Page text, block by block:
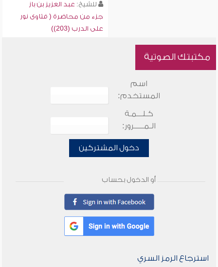
للشيخ: عبد العزيز بن باز
جزء من محاضرة ( فتاوى نور
على الدرب (203))
مكتبتك الصوتية
اسم
المستخدم:
كـلـــمـة
الـمـــــرور:
دخول المشتركين
أو الدخول بحساب
استرجاع الرمز السري